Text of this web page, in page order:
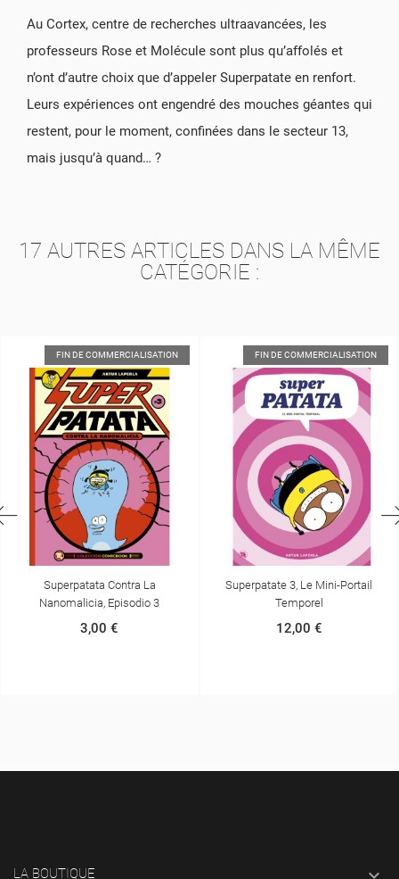
Au Cortex, centre de recherches ultraavancées, les
professeurs Rose et Molécule sont plus qu’affolés et
n’ont d’autre choix que d’appeler Superpatate en renfort.
Leurs expériences ont engendré des mouches géantes qui
restent, pour le moment, confinées dans le secteur 13,
mais jusqu’à quand… ?
17 AUTRES ARTICLES DANS LA MÊME
CATÉGORIE :
FIN DE COMMERCIALISATION
Superpatate 3, Le Mini-Portail
Temporel
FIN DE
Superpatate, Grabuge
Episode 2 : La Vengeance
LA BOUTIQUE